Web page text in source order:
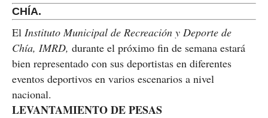
CHÍA.
El Instituto Municipal de Recreación y Deporte de
Chía, IMRD, durante el próximo fin de semana estará
bien representado con sus deportistas en diferentes
eventos deportivos en varios escenarios a nivel
nacional.
LEVANTAMIENTO DE PESAS